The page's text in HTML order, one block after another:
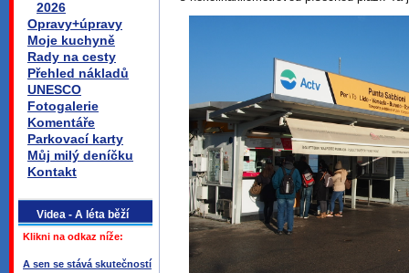
2026
Opravy+úpravy
Moje kuchyně
Rady na cesty
Přehled nákladů
UNESCO
Fotogalerie
Komentáře
Parkovací karty
Můj milý deníčku
Kontakt
Videa - A léta běží
Klikni na odkaz níže:
A sen se stává skutečností